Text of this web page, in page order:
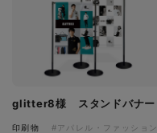
glitter8様 スタンドバナー
印刷物
#アパレル・ファッション